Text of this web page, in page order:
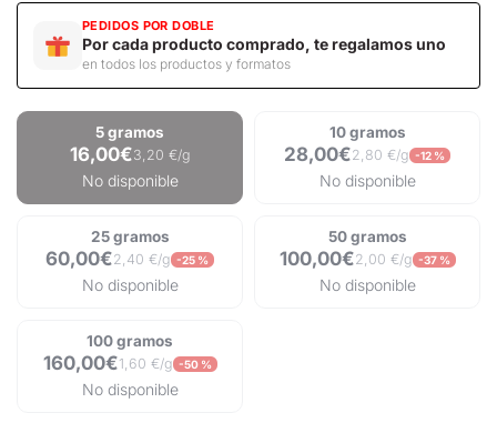
PEDIDOS POR DOBLE
Por cada producto comprado, te regalamos uno
en todos los productos y formatos
5 gramos
16,00€3,20 €/g
No disponible
10 gramos
28,00€2,80 €/g -12 %
No disponible
25 gramos
60,00€2,40 €/g -25 %
No disponible
50 gramos
100,00€2,00 €/g -37 %
No disponible
100 gramos
160,00€1,60 €/g -50 %
No disponible